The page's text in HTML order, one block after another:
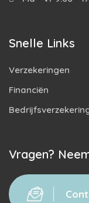
Snelle Links
Verzekeringen
Financiën
Vragen?